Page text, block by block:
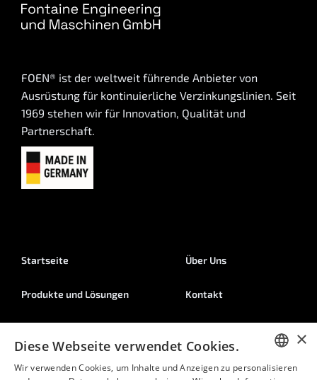
FOEN® ist der weltweit führende Anbieter von
Ausrüstung für kontinuierliche Verzinkungslinien. Seit
1969 stehen wir für Innovation, Qualität und
Partnerschaft.
Startseite
Produkte und Lösungen
Karriere
Über Uns
Kontakt
×
Diese Webseite verwendet Cookies.
Wir verwenden Cookies, um Inhalte und Anzeigen zu personalisieren